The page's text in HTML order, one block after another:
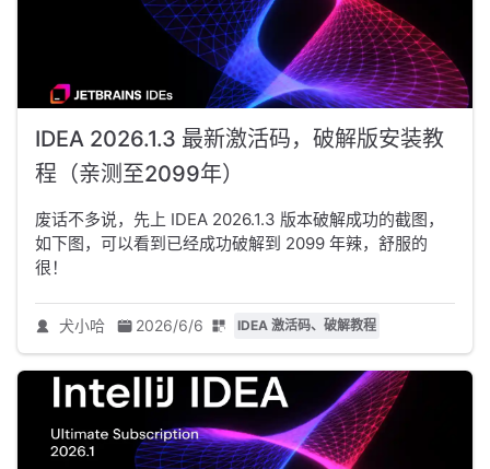
IDEA 2026.1.3 最新激活码，破解版安装教
程（亲测至2099年）
废话不多说，先上 IDEA 2026.1.3 版本破解成功的截图，
如下图，可以看到已经成功破解到 2099 年辣，舒服的
很！
犬小哈 2026/6/6 IDEA 激活码、破解教程